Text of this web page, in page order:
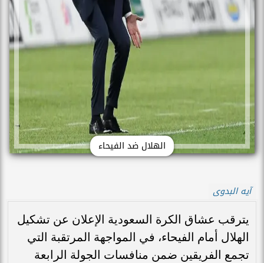
الهلال ضد الفيحاء
آيه البدوى
يترقب عشاق الكرة السعودية الإعلان عن تشكيل
الهلال أمام الفيحاء، في المواجهة المرتقبة التي
تجمع الفريقين ضمن منافسات الجولة الرابعة